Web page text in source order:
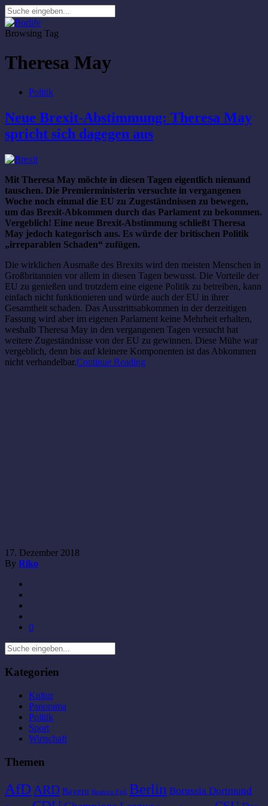
Browsing Tag
Theresa May
Politik
Neue Brexit-Abstimmung: Theresa May
spricht sich dagegen aus
Mit Theresa May möchte in diesen Tagen eigentlich niemand
tauschen. Die Premierministerin versuchte in vergangenen
Woche noch einmal die EU zu Zugeständnissen zu bewegen,
um das Brexit-Abkommen durch das Parlament zu bekommen.
Vergeblich! Eine neue Brexit-Abstimmung schließt Theresa
May jedoch kategorisch aus. Es würde der britischen Politik
„irreparablen Schaden“ zufügen.
Die wirklichen Ausmaße des Brexits wird den meisten Menschen in
Großbritannien vor allem in diesen Tagen bewusst. Die Vorteile der
EU zu genießen und trotzdem eine eigene Politik zu betreiben, kann
einfach nicht funktionieren und würde auch der EU in ihrer
Gesamtheit schaden. Das Ausstrittsabkommen in der derzeitigen
Fassung wird aber im eigenen Parlament keine Mehrheit erhalten,
weshalb Theresa May in den vergangenen Tagen versucht hat
weitere Zugeständnisse von der EU zu gewinnen. Diese Mühe war
vergeblich, denn bis auf kleinere Komponenten ist das Abkommen
nicht verhandelbar.Continue Reading
17. Dezember 2018
By Riko
0
Kategorien
Kultur
Panorama
Politik
Sport
Wirtschaft
Themen
AfD ARD Bayern Beatrice Egli Berlin Borussia Dortmund